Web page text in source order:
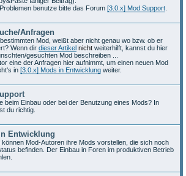
benutze bitte das Forum [3.0.x] Mod Support
Anfragen
Mod, weißt aber nicht genau wo bzw. ob er
Wenn dir dieser Artikel nicht weiterhilft, kannst du hier
gesuchten Mod beschreiben ...
eine der Anfragen hier aufnimmt, um einen neuen Mod
in [3.0.x] Mods in Entwicklung weiter.
beim Einbau oder bei der Benutzung eines Mods? In
du richtig.
Entwicklung
können Mod-Autoren ihre Mods vorstellen, die sich noch
befinden. Der Einbau in Foren im produktiven Betrieb